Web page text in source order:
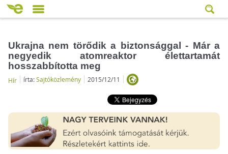
Ukrajna nem törődik a biztonsággal - Már a
negyedik atomreaktor élettartamát
hosszabbította meg
Hír írta:Sajtóközlemény 2015/12/11